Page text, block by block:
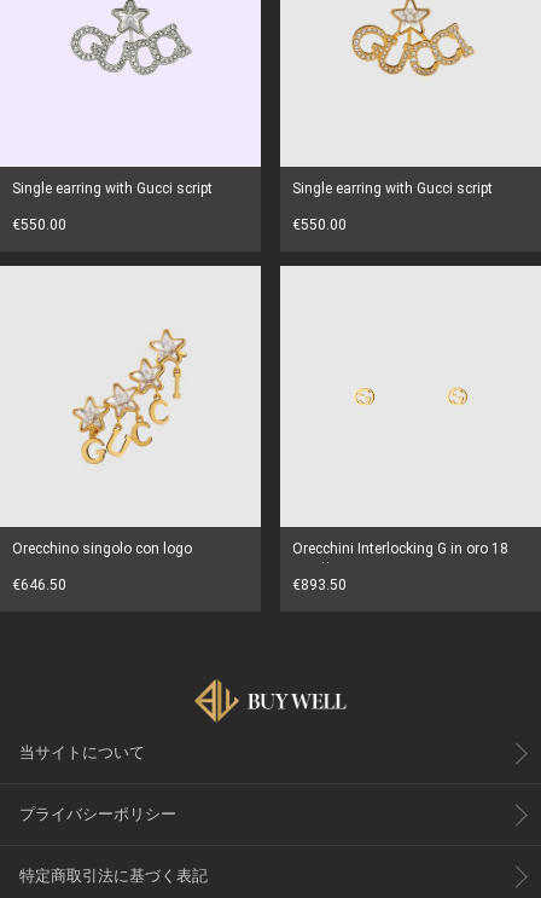
Single earring with Gucci script
€550.00
Single earring with Gucci script
€550.00
Orecchino singolo con logo
€646.50
Orecchini Interlocking G in oro 18
carati
€893.50
当サイトについて
プライバシーポリシー
特定商取引法に基づく表記